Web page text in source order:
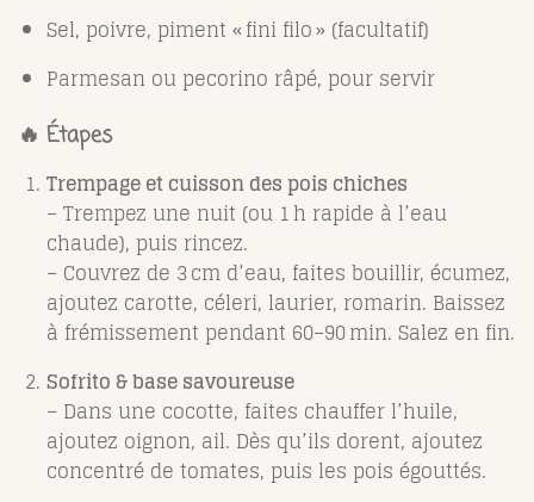
Sel, poivre, piment « fini filo » (facultatif)
Parmesan ou pecorino râpé, pour servir
🔥 Étapes
Trempage et cuisson des pois chiches
– Trempez une nuit (ou 1 h rapide à l’eau
chaude), puis rincez.
– Couvrez de 3 cm d’eau, faites bouillir, écumez,
ajoutez carotte, céleri, laurier, romarin. Baissez
à frémissement pendant 60–90 min. Salez en fin.
Sofrito & base savoureuse
– Dans une cocotte, faites chauffer l’huile,
ajoutez oignon, ail. Dès qu’ils dorent, ajoutez
concentré de tomates, puis les pois égouttés.